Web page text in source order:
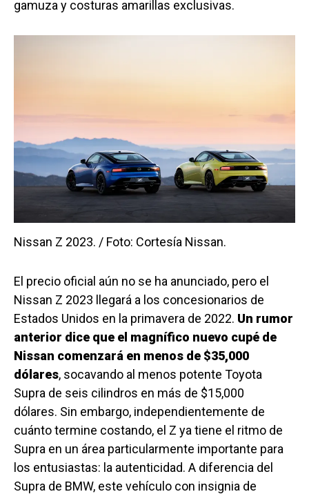
gamuza y costuras amarillas exclusivas.
Nissan Z 2023. / Foto: Cortesía Nissan.
El precio oficial aún no se ha anunciado, pero el
Nissan Z 2023 llegará a los concesionarios de
Estados Unidos en la primavera de 2022. Un rumor
anterior dice que el magnífico nuevo cupé de
Nissan comenzará en menos de $35,000
dólares, socavando al menos potente Toyota
Supra de seis cilindros en más de $15,000
dólares. Sin embargo, independientemente de
cuánto termine costando, el Z ya tiene el ritmo de
Supra en un área particularmente importante para
los entusiastas: la autenticidad. A diferencia del
Supra de BMW, este vehículo con insignia de